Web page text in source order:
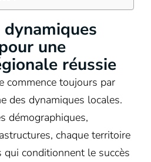
une
réussie
commence toujours par
des dynamiques locales.
démographiques,
chaque territoire
qui conditionnent le succès